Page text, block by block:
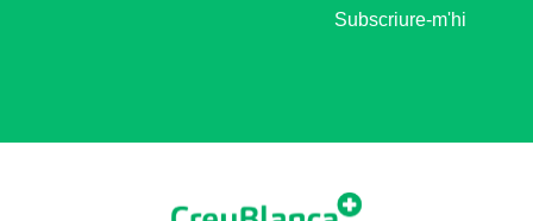
Subscriure-m'hi